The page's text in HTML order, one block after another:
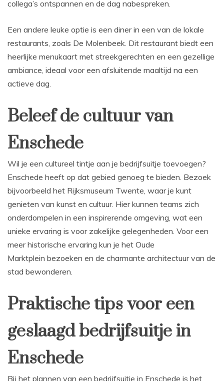
collega’s ontspannen en de dag nabespreken.
Een andere leuke optie is een diner in een van de lokale
restaurants, zoals De Molenbeek. Dit restaurant biedt een
heerlijke menukaart met streekgerechten en een gezellige
ambiance, ideaal voor een afsluitende maaltijd na een
actieve dag.
Beleef de cultuur van
Enschede
Wil je een cultureel tintje aan je bedrijfsuitje toevoegen?
Enschede heeft op dat gebied genoeg te bieden. Bezoek
bijvoorbeeld het Rijksmuseum Twente, waar je kunt
genieten van kunst en cultuur. Hier kunnen teams zich
onderdompelen in een inspirerende omgeving, wat een
unieke ervaring is voor zakelijke gelegenheden. Voor een
meer historische ervaring kun je het Oude
Marktplein bezoeken en de charmante architectuur van de
stad bewonderen.
Praktische tips voor een
geslaagd bedrijfsuitje in
Enschede
Bij het plannen van een bedrijfsuitje in Enschede is het